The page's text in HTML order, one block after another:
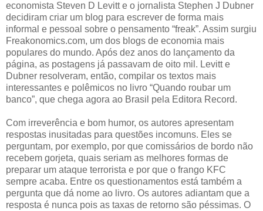
economista Steven D Levitt e o jornalista Stephen J Dubner
decidiram criar um blog para escrever de forma mais
informal e pessoal sobre o pensamento “freak”. Assim surgiu
Freakonomics.com, um dos blogs de economia mais
populares do mundo. Após dez anos do lançamento da
página, as postagens já passavam de oito mil. Levitt e
Dubner resolveram, então, compilar os textos mais
interessantes e polêmicos no livro “Quando roubar um
banco”, que chega agora ao Brasil pela Editora Record.
Com irreverência e bom humor, os autores apresentam
respostas inusitadas para questões incomuns. Eles se
perguntam, por exemplo, por que comissários de bordo não
recebem gorjeta, quais seriam as melhores formas de
preparar um ataque terrorista e por que o frango KFC
sempre acaba. Entre os questionamentos está também a
pergunta que dá nome ao livro. Os autores adiantam que a
resposta é nunca pois as taxas de retorno são péssimas. O